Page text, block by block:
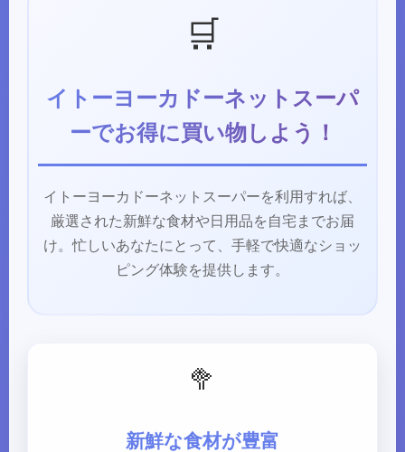
🛒
イトーヨーカドーネットスーパ
ーでお得に買い物しよう！
イトーヨーカドーネットスーパーを利用すれば、
厳選された新鮮な食材や日用品を自宅までお届
け。忙しいあなたにとって、手軽で快適なショッ
ピング体験を提供します。
🥦
新鮮な食材が豊富